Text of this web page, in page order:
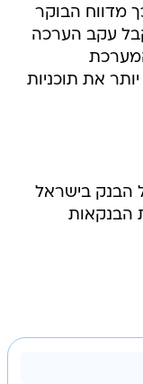
מדווח הבוקר
עקב הערכה
את תוכניות
הבנק בישראל
הבנקאות